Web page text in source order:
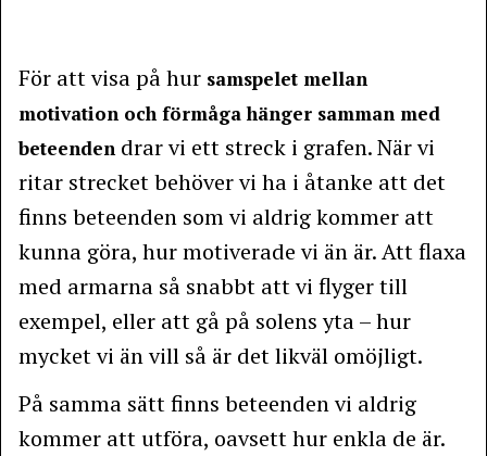
För att visa på hur samspelet mellan
motivation och förmåga hänger samman med
beteenden drar vi ett streck i grafen. När vi
ritar strecket behöver vi ha i åtanke att det
finns beteenden som vi aldrig kommer att
kunna göra, hur motiverade vi än är. Att flaxa
med armarna så snabbt att vi flyger till
exempel, eller att gå på solens yta – hur
mycket vi än vill så är det likväl omöjligt.
På samma sätt finns beteenden vi aldrig
kommer att utföra, oavsett hur enkla de är.